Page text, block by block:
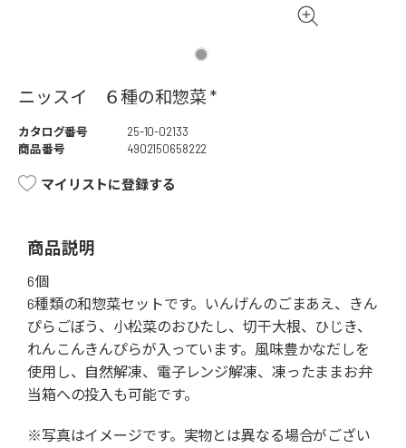
ニッスイ ６種の和惣菜 *
カタログ番号
25-10-02133
商品番号
4902150658222
マイリストに登録する
商品説明
6個
6種類の和惣菜セットです。いんげんのごまあえ、きん
ぴらごぼう、小松菜のおひたし、切干大根、ひじき、
れんこんきんぴらが入っています。風味豊かなだしを
使用し、自然解凍、電子レンジ解凍、凍ったままお弁
当箱への投入も可能です。
※写真はイメージです。実物とは異なる場合がござい